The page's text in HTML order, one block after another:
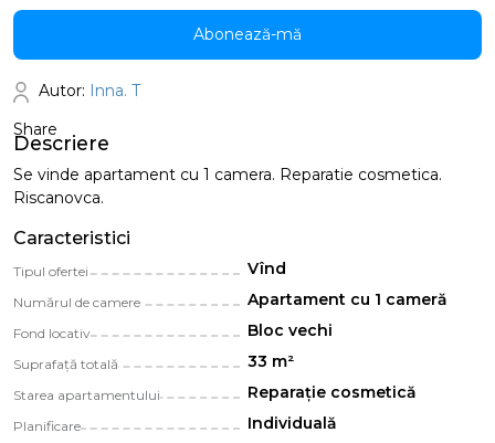
Descriere
Se vinde apartament cu 1 camera. Reparatie cosmetica.
Riscanovca.
Caracteristici
Tipul ofertei Vînd
Numărul de camere Apartament cu 1 cameră
Fond locativ Bloc vechi
Suprafață totală 33 m²
Starea apartamentului Reparație cosmetică
Planificare Individuală
Abonează-mă
Autor: Inna. T
Share